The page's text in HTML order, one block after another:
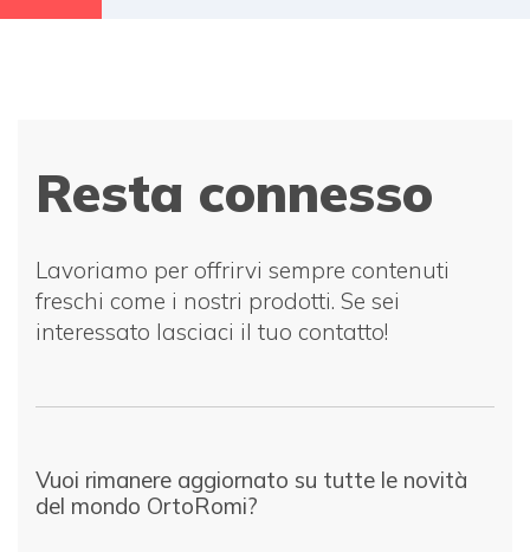
Resta connesso
Lavoriamo per offrirvi sempre contenuti
freschi come i nostri prodotti. Se sei
interessato lasciaci il tuo contatto!
Vuoi rimanere aggiornato su tutte le novità
del mondo OrtoRomi?